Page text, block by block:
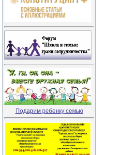
Подарим ребенку семью